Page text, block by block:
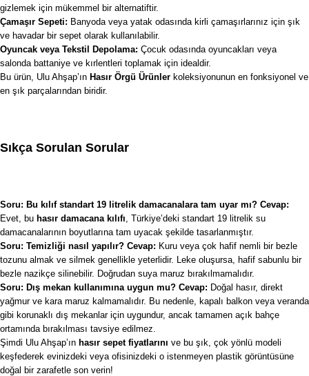
gizlemek için mükemmel bir alternatiftir.
Çamaşır Sepeti: Banyoda veya yatak odasında kirli çamaşırlarınız için şık
ve havadar bir sepet olarak kullanılabilir.
Oyuncak veya Tekstil Depolama: Çocuk odasında oyuncakları veya
salonda battaniye ve kırlentleri toplamak için idealdir.
Bu ürün, Ulu Ahşap’ın Hasır Örgü Ürünler koleksiyonunun en fonksiyonel ve
en şık parçalarından biridir.
Sıkça Sorulan Sorular
Soru: Bu kılıf standart 19 litrelik damacanalara tam uyar mı? Cevap:
Evet, bu hasır damacana kılıfı , Türkiye’deki standart 19 litrelik su
damacanalarının boyutlarına tam uyacak şekilde tasarlanmıştır.
Soru: Temizliği nasıl yapılır? Cevap: Kuru veya çok hafif nemli bir bezle
tozunu almak ve silmek genellikle yeterlidir. Leke oluşursa, hafif sabunlu bir
bezle nazikçe silinebilir. Doğrudan suya maruz bırakılmamalıdır.
Soru: Dış mekan kullanımına uygun mu? Cevap: Doğal hasır, direkt
yağmur ve kara maruz kalmamalıdır. Bu nedenle, kapalı balkon veya veranda
gibi korunaklı dış mekanlar için uygundur, ancak tamamen açık bahçe
ortamında bırakılması tavsiye edilmez.
Şimdi Ulu Ahşap’ın hasır sepet fiyatlarını ve bu şık, çok yönlü modeli
keşfederek evinizdeki veya ofisinizdeki o istenmeyen plastik görüntüsüne
doğal bir zarafetle son verin!